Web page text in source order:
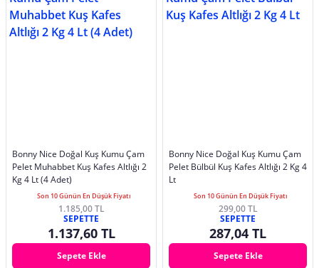
Bonny Nice Doğal Kuş Kumu Çam
Pelet Muhabbet Kuş Kafes Altlığı 2
Kg 4 Lt (4 Adet)
Son 10 Günün En Düşük Fiyatı
1.185,00 TL
SEPETTE
1.137,60 TL
Sepete Ekle
Bonny Nice Doğal Kuş Kumu Çam
Pelet Bülbül Kuş Kafes Altlığı 2 Kg 4
Lt
Son 10 Günün En Düşük Fiyatı
299,00 TL
SEPETTE
287,04 TL
Sepete Ekle